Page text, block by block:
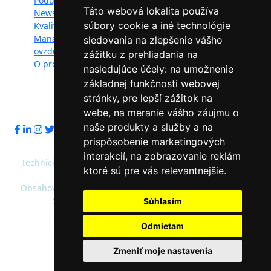
Táto webová lokalita používa
súbory cookie a iné technológie
sledovania na zlepšenie vášho
zážitku z prehliadania na
nasledujúce účely: na umožnenie
základnej funkčnosti webovej
stránky, pre lepší zážitok na
webe, na meranie vášho záujmu o
naše produkty a služby a na
prispôsobenie marketingových
interakcií, na zobrazovanie reklám
ktoré sú pre vás relevantnejšie.
Súhlasím
Odmietam
Zmeniť moje nastavenia
Newsletter
Kvalita ovzdušia
Manažéri kvality
ovzdušia
O projekte
Videogaléria
Kontakt
Ochrana osobných
údajov
Sledujte nás:
Technický prevádzkovateľ: Slovenská agentúra životného
prostredia
Obsahový správca: Ministerstvo životného prostredia SR,
Slovenská agentúra životného prostredia
Vysoký kontrast
© 2020 - 2026 Slovenská agentúra životného
prostredia a Ministerstvo životného prostredia